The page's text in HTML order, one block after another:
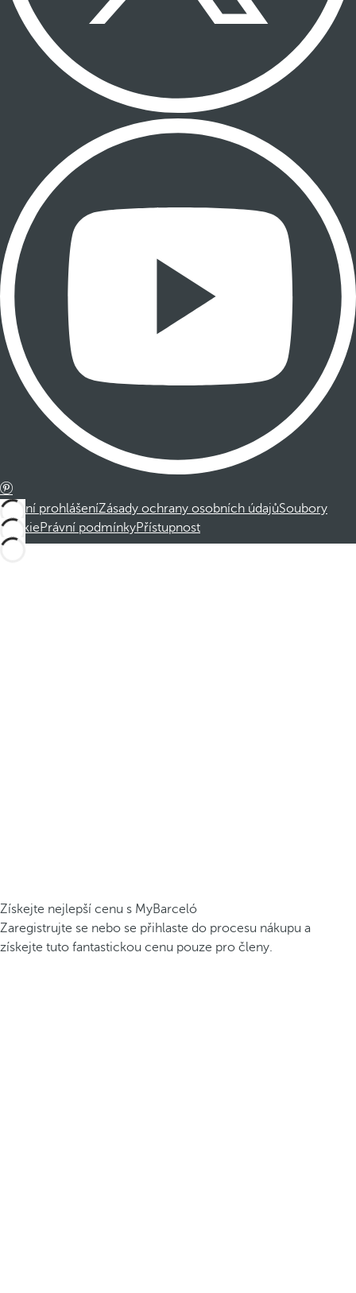
Právní prohlášeníZásady ochrany osobních údajůSoubory
cookiePrávní podmínkyPřístupnost
Získejte nejlepší cenu s MyBarceló
Zaregistrujte se nebo se přihlaste do procesu nákupu a
získejte tuto fantastickou cenu pouze pro členy.